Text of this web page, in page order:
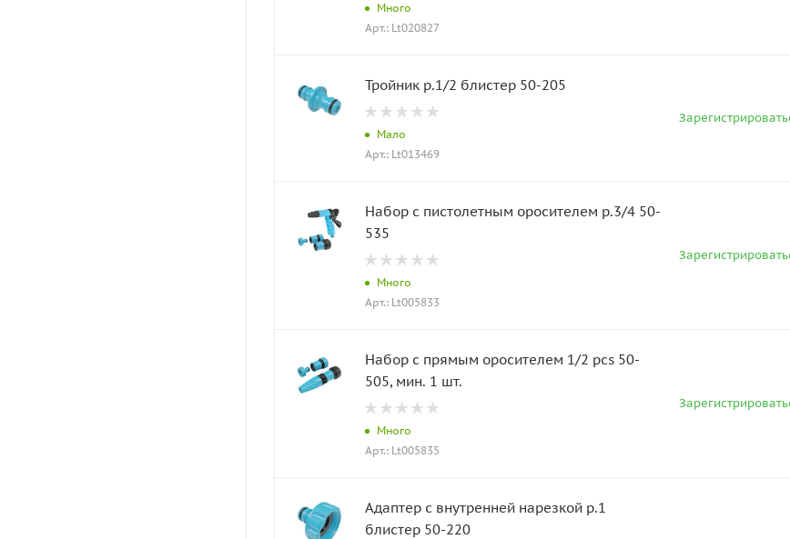
Много
Арт.: Lt020827
Тройник р.1/2 блистер 50-205
Мало
Арт.: Lt013469
Набор с пистолетным оросителем р.3/4 50-
535
Много
Арт.: Lt005833
Набор с прямым оросителем 1/2 pcs 50-
505, мин. 1 шт.
Много
Арт.: Lt005835
Адаптер с внутренней нарезкой р.1
блистер 50-220